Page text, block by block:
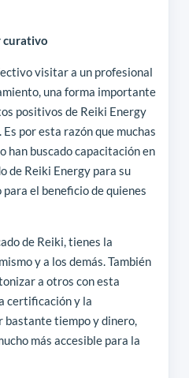
curativo
visitar a un profesional
una forma importante
positivos de Reiki Energy
por esta razón que muchas
han buscado capacitación en
de Reiki Energy para su
el beneficio de quienes
de Reiki, tienes la
y a los demás. También
a otros con esta
certificación y la
bastante tiempo y dinero,
más accesible para la